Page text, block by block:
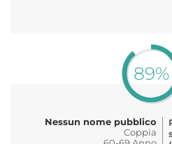
89%
Nessun nome pubblico
Coppia